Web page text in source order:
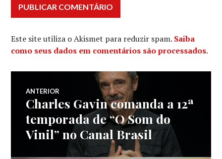
Este site utiliza o Akismet para reduzir spam. Saiba
como seus dados em comentários são processados.
Navegação
de
Post
ANTERIOR
Post
anterior:
Charles Gavin comanda a 12ª
temporada de “O Som do
Vinil” no Canal Brasil